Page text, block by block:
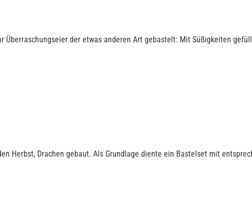
Überraschungseier der etwas anderen Art gebastelt: Mit Süßigkeiten
Herbst, Drachen gebaut. Als Grundlage diente ein Bastelset mit